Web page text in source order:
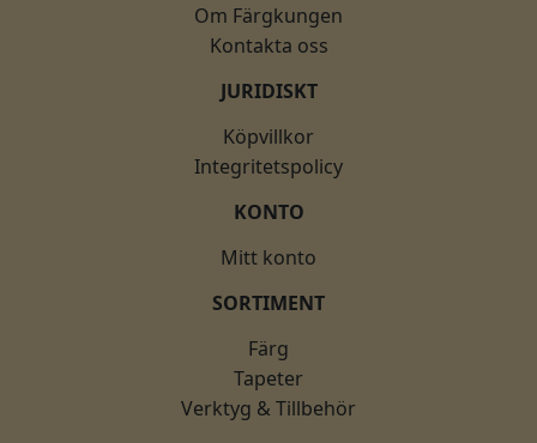
Om Färgkungen
Kontakta oss
JURIDISKT
Köpvillkor
Integritetspolicy
KONTO
Mitt konto
SORTIMENT
Färg
Tapeter
Verktyg & Tillbehör